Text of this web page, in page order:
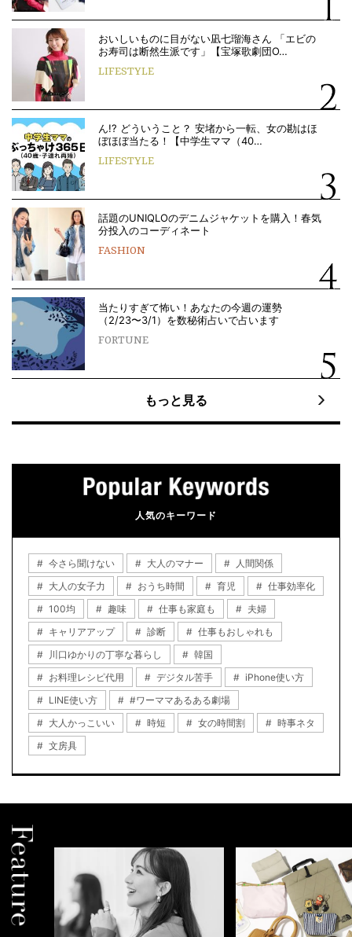
おいしいものに目がない凪七瑠海さん 「エビの
お寿司は断然生派です」【宝塚歌劇団O…
LIFESTYLE
ん!? どういうこと？ 安堵から一転、女の勘はほ
ぼほぼ当たる！【中学生ママ（40…
LIFESTYLE
話題のUNIQLOのデニムジャケットを購入！春気
分投入のコーディネート
FASHION
当たりすぎて怖い！あなたの今週の運勢
（2/23〜3/1）を数秘術占いで占います
FORTUNE
もっと見る
人気のキーワード
今さら聞けない 大人のマナー
人間関係
大人の女子力
おうち時間 育児
仕事効率化
100均
趣味 仕事も家庭も
夫婦
キャリアアップ
診断
仕事もおしゃれも
川口ゆかりの丁寧な暮らし
韓国
お料理レシピ代用
デジタル苦手
iPhone使い方
LINE使い方
#ワーママあるある劇場
大人かっこいい
時短 女の時間割
時事ネタ
文房具